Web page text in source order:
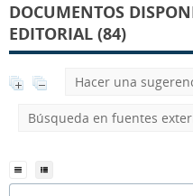
DOCUMENTOS
EDITORIAL (84)
Hacer una
Búsqueda en fuentes